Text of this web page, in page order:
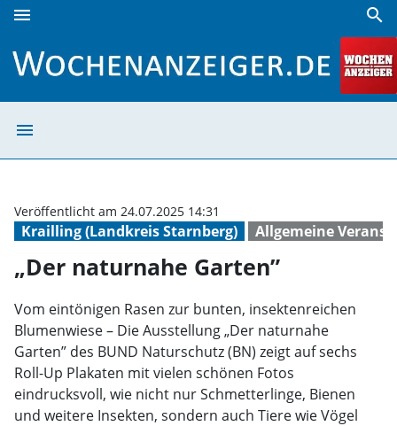
menu search
menu
Krailling (Landkreis Starnberg) Allgemeine
Veröffentlicht am 24.07.2025 14:31
„Der naturnahe Garten”
Vom eintönigen Rasen zur bunten, insektenreichen
Blumenwiese – Die Ausstellung „Der naturnahe
Garten” des BUND Naturschutz (BN) zeigt auf sechs
Roll-Up Plakaten mit vielen schönen Fotos
eindrucksvoll, wie nicht nur Schmetterlinge, Bienen
und weitere Insekten, sondern auch Tiere wie Vögel